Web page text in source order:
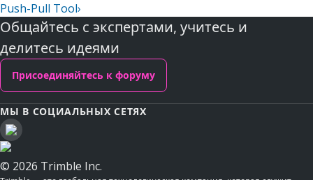
Push-Pull Tool›
Общайтесь с экспертами, учитесь и
делитесь идеями
Присоединяйтесь к форуму
МЫ В СОЦИАЛЬНЫХ СЕТЯХ
© 2026 Trimble Inc.